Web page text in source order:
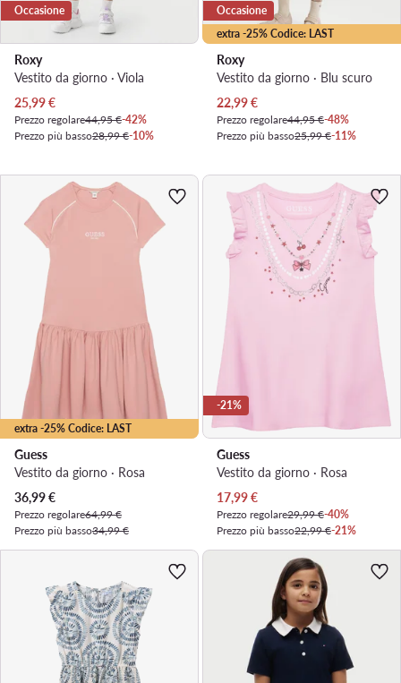
Occasione
Roxy
Vestito da giorno · Viola
Prezzo attuale
25,99€
Prezzo regolare44,95 €-42%
Prezzo più basso28,99 €-10%
extra -25% Codice: LAST
Occasione
Roxy
Vestito da giorno · Blu scuro
Prezzo attuale
22,99€
Prezzo regolare44,95 €-48%
Prezzo più basso25,99 €-11%
extra -25% Codice: LAST
Guess
Vestito da giorno · Rosa
Prezzo attuale
36,99€
Prezzo regolare64,99 €
Prezzo più basso34,99 €
-21%
Guess
Vestito da giorno · Rosa
Prezzo attuale
17,99€
Prezzo regolare29,99 €-40%
Prezzo più basso22,99 €-21%